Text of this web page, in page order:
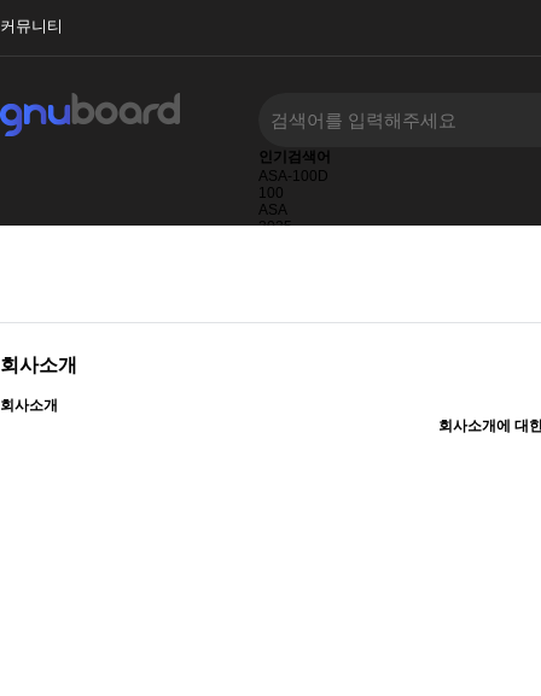
커뮤니티
인기검색어
ASA-100D
100
ASA
2025
회사소개
회사소개
회사소개에 대